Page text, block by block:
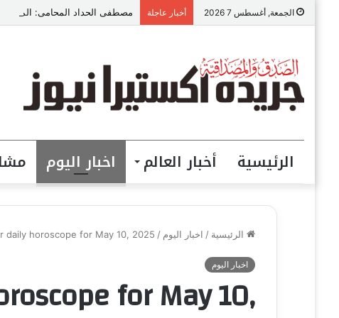
الجمعة, أغسطس 7 2026 أخبار عاجلة مصطفى الحداد المحامى:
الرئيسية أخبار العالم اخبار اليوم
الرئيسية / اخبار اليوم /
daily horoscope for May 10, 2025
اخبار اليوم
for May 10,